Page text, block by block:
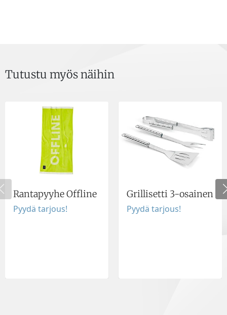
Tutustu myös näihin
Rantapyyhe Offline
Pyydä tarjous!
Grillisetti 3-osainen
Pyydä tarjous!